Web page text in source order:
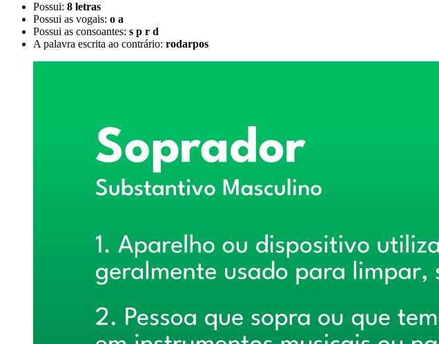
Possui: 8 letras
Possui as vogais: o a
Possui as consoantes: s p r d
A palavra escrita ao contrário: rodarpos